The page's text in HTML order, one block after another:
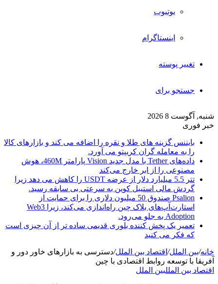
یوتیوب
اینستاگرام
تغییر پوسته
جستجو برای
شنبه, آگوست 8 2026
خبر فوری
بایننس گزینه های طلا و نقره را اضافه می کند و بازارهای کالا
را به معامله گران کریپتو می آورد.
داده‌های Tether با مدل جدید Vision پارامتر 460M، هوش
مصنوعی را از ابر خارج می‌کند
تتر 5.5 میلیارد دلار از عرضه USDT را کاهش می دهد زیرا
گردش مالی استیبل کوین به سرعتی بی سابقه رسید.
Psalion صندوق 50 میلیون دلاری را برای حمایت از
استارت‌آپ‌های بلاک چین راه‌اندازی می‌کند، زیرا Web3
Adoption به جلو می‌رود.
تعمیر یک پخش کننده بلوری قدیمی ساده تر از آن چیزی است
که فکر می کنید
خانه/بین الملل/ اقتصاد بین الملل/دسترسی به بازارهای خاور دور و
آفریقا با توسعه روابط اقتصادی با چین
اقتصاد بین المللبین الملل